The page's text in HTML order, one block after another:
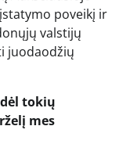
poveikį ir
valstijų
juodaodžių
tokių
mes